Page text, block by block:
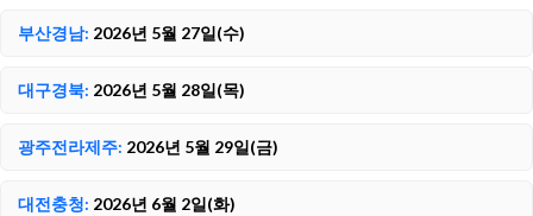
부산경남: 2026년 5월 27일(수)
대구경북: 2026년 5월 28일(목)
광주전라제주: 2026년 5월 29일(금)
대전충청: 2026년 6월 2일(화)